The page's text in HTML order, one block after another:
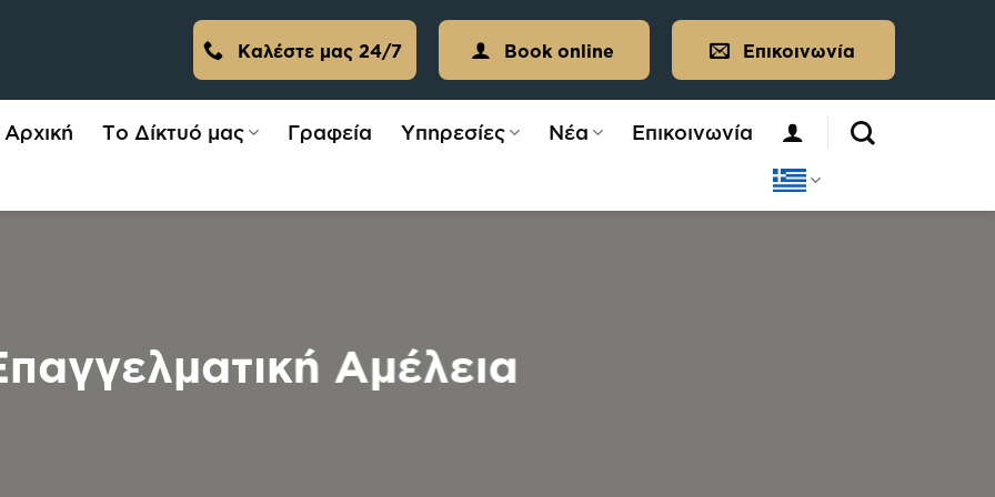
Καλέστε μας 24/7 Book online Επικοινωνία
Αρχική Το Δίκτυό μας Γραφεία Υπηρεσίες Νέα Επικοινωνία
Αμέλεια